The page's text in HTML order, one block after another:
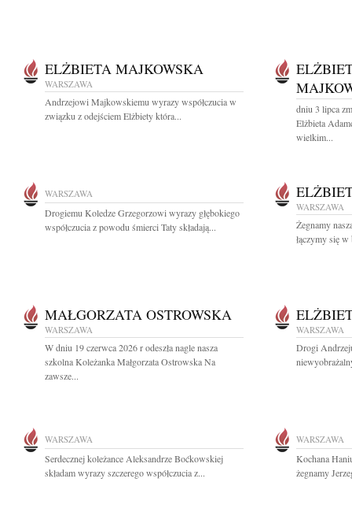
ELŻBIETA MAJKOWSKA
WARSZAWA
Andrzejowi Majkowskiemu wyrazy współczucia w
związku z odejściem Elżbiety która...
dniu 3 lipca
Elżbieta
wielkim...
WARSZAWA
Drogiemu Koledze Grzegorzowi wyrazy głębokiego
współczucia z powodu śmierci Taty składają...
WARSZAWA
Żegnamy
łączymy się
MAŁGORZATA OSTROWSKA
WARSZAWA
W dniu 19 czerwca 2026 r odeszła nagle nasza
szkolna Koleżanka Małgorzata Ostrowska Na
zawsze...
WARSZAWA
Drogi
WARSZAWA
Serdecznej koleżance Aleksandrze Boćkowskiej
składam wyrazy szczerego współczucia z...
WARSZAWA
Kochana
żegnamy